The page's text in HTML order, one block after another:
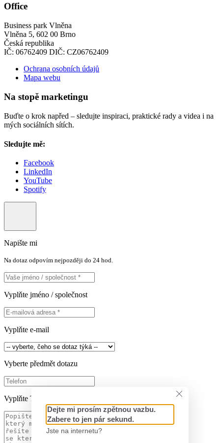
Office
Business park Vlněna
Vlněna 5, 602 00 Brno
Česká republika
IČ: 06762409 DIČ: CZ06762409
Ochrana osobních údajů
Mapa webu
Na stopě marketingu
Buďte o krok napřed – sledujte inspiraci, praktické rady a videa i na
mých sociálních sítích.
Sledujte mě:
Facebook
LinkedIn
YouTube
Spotify
Napište mi
Na dotaz odpovím nejpozději do 24 hod.
Vyplňte jméno / společnost
Vyplňte e-mail
Vyberte předmět dotazu
Vyplňte Telefon